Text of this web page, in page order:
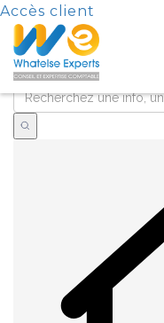
Accès client